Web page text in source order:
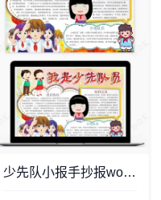
少先队小报手抄报word模板(14)